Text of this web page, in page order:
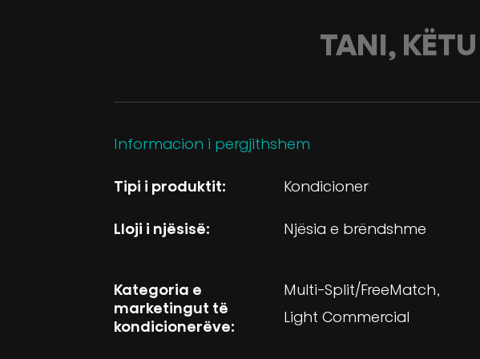
TANI,
Informacion i pergjithshem
Tipi i produktit: Kondicioner
Lloji i njësisë: Njësia e brëndshme
Kategoria e
marketingut të
kondicionerëve:
Multi-Split/FreeMatch
Light Commercial